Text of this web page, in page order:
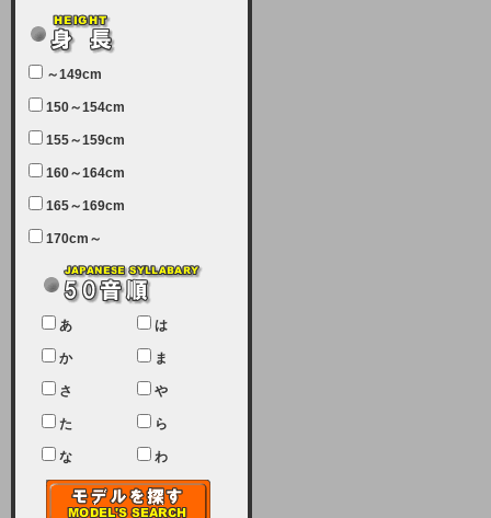
テナンスを実施します。ユーザー様
にはご迷惑をおかけしますがご理解
いただけます様、宜しくお願い致し
【クレジットカード決済について
②】
現在、クレジットカード決済はJCB
のみになっております。大変ご迷惑
キャシュでの決済は可能ですので、
宜しくお願い致します。
2024-02-23 (金)
【クレジットカード決済について】
只今、クレジットカード会社の都合
により決済ができない状況です。
ユーザー様には、大変ご迷惑をおか
けいたしまして申し訳ございませ
ん。
2023-08-31 (木)
～149cm
150～154cm
155～159cm
160～164cm
165～169cm
170cm～
あ は
か ま
さ や
た ら
な わ